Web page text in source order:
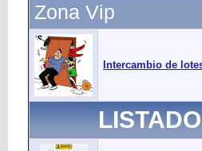
Zona Vip
Intercambio de